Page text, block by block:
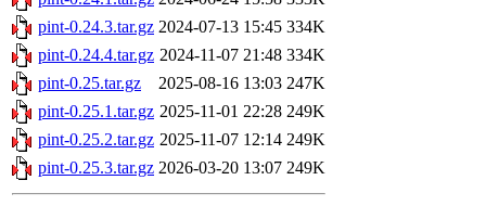
pint-0.24.3.tar.gz 2024-07-13 15:45 334K
pint-0.24.4.tar.gz 2024-11-07 21:48 334K
pint-0.25.tar.gz
2025-08-16 13:03 247K
pint-0.25.1.tar.gz 2025-11-01 22:28 249K
pint-0.25.2.tar.gz 2025-11-07 12:14 249K
pint-0.25.3.tar.gz 2026-03-20 13:07 249K